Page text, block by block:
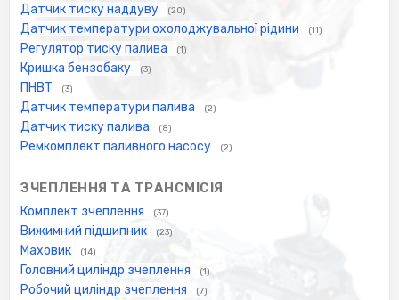
Датчик тиску наддуву (20)
Датчик температури охолоджувальної рідини (11)
Регулятор тиску палива (1)
Кришка бензобаку (3)
ПНВТ (3)
Датчик температури палива (2)
Датчик тиску палива (8)
Ремкомплект паливного насосу (2)
ЗЧЕПЛЕННЯ ТА ТРАНСМІСІЯ
Комплект зчеплення (37)
Вижимний підшипник (23)
Маховик (14)
Головний циліндр зчеплення (1)
Робочий циліндр зчеплення (7)